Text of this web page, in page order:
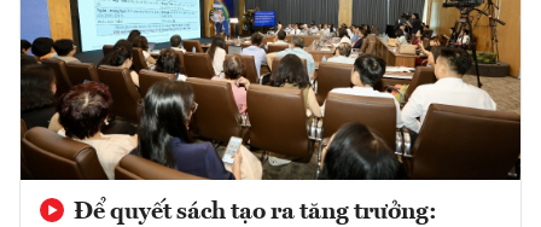
Để quyết sách tạo ra tăng trưởng: